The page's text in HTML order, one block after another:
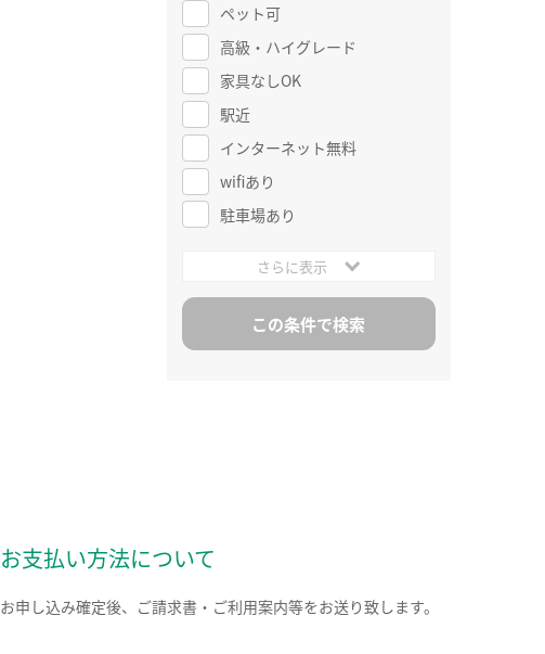
ペット可
高級・ハイグレード
家具なしOK
駅近
インターネット無料
wifiあり
駐車場あり
さらに表示
お支払い方法について
お申し込み確定後、ご請求書・ご利用案内等をお送り致します。